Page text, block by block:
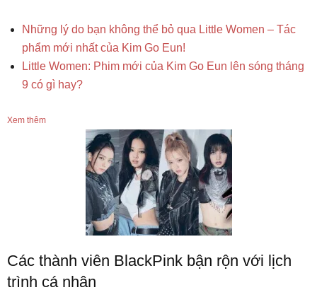
Những lý do bạn không thể bỏ qua Little Women – Tác
phẩm mới nhất của Kim Go Eun!
Little Women: Phim mới của Kim Go Eun lên sóng tháng
9 có gì hay?
Xem thêm
Các thành viên BlackPink bận rộn với lịch
trình cá nhân